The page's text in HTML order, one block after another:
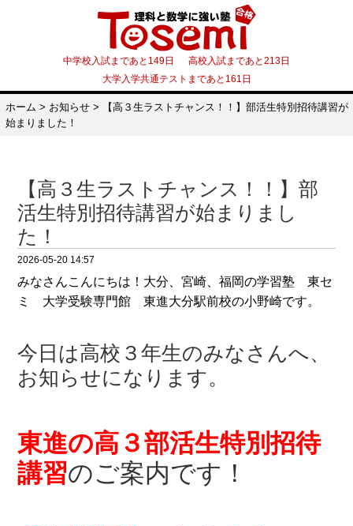
中学校入試まであと149日 高校入試まであと213日
大学入学共通テストまであと161日
ホーム > お知らせ>
【高３生ラストチャンス！！】部活生特別招待講習が
始まりました！
【高３生ラストチャンス！！】部
活生特別招待講習が始まりまし
た！
2026-05-20 14:57
みなさんこんにちは！大分、宮崎、福岡の学習塾 東セ
ミ 大学受験専門館 東進大分駅前校の小野崎です。
今日は高校３年生のみなさんへ、
お知らせになります。
東進の高３部活生特別招待
講習のご案内です！